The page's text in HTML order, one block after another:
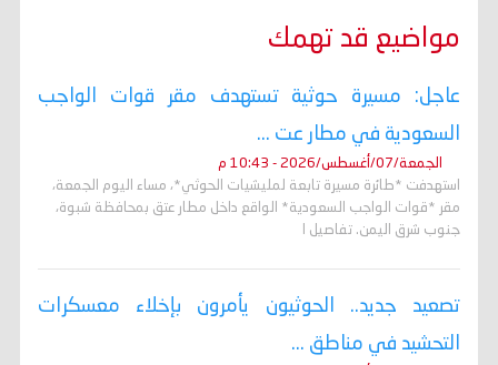
مواضيع قد تهمك
عاجل: مسيرة حوثية تستهدف مقر قوات الواجب
السعودية في مطار عت ...
الجمعة/07/أغسطس/2026 - 10:43 م
استهدفت *طائرة مسيرة تابعة لمليشيات الحوثي*، مساء اليوم الجمعة،
مقر *قوات الواجب السعودية* الواقع داخل مطار عتق بمحافظة شبوة،
جنوب شرق اليمن. تفاصيل ا
تصعيد جديد.. الحوثيون يأمرون بإخلاء معسكرات
التحشيد في مناطق ...